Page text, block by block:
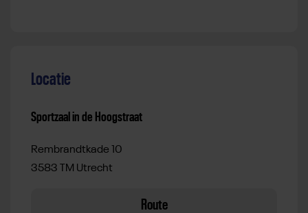
Locatie
Sportzaal in de Hoogstraat
Rembrandtkade 10
3583 TM Utrecht
Route